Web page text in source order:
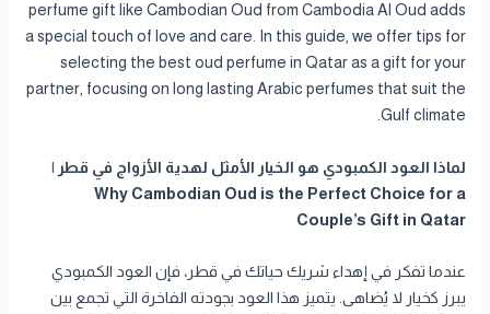
perfume gift like Cambodian Oud from Cambodia Al Oud adds
a special touch of love and care. In this guide, we offer tips for
selecting the best oud perfume in Qatar as a gift for your
partner, focusing on long lasting Arabic perfumes that suit the
Gulf climate.
لماذا العود الكمبودي هو الخيار الأمثل لهدية الأزواج في قطر |
Why Cambodian Oud is the Perfect Choice for a
Couple’s Gift in Qatar
عندما تفكر في إهداء شريك حياتك في قطر، فإن العود الكمبودي
يبرز كخيار لا يُضاهى. يتميز هذا العود بجودته الفاخرة التي تجمع بين